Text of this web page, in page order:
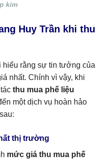
kim
Huy Trần khi thu
hiểu rằng sự tin tưởng của
nhất. Chính vì vậy, khi
thu mua phế liệu
một dịch vụ hoàn hảo
thị trường
mức giá thu mua phế